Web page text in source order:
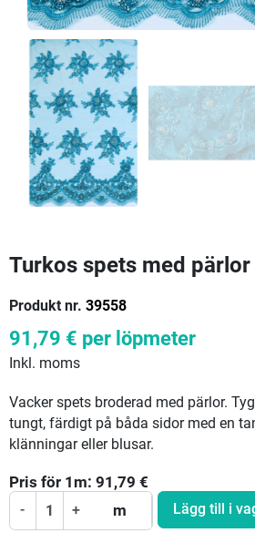
Turkos spets med pärlor
Produkt nr. 39558
91,79 € per löpmeter
Inkl. moms
Vacker spets broderad med pärlor.
tungt, färdigt på båda sidor med en
klänningar eller blusar.
Pris för 1 m: 91,79 €
- + m Lägg till i